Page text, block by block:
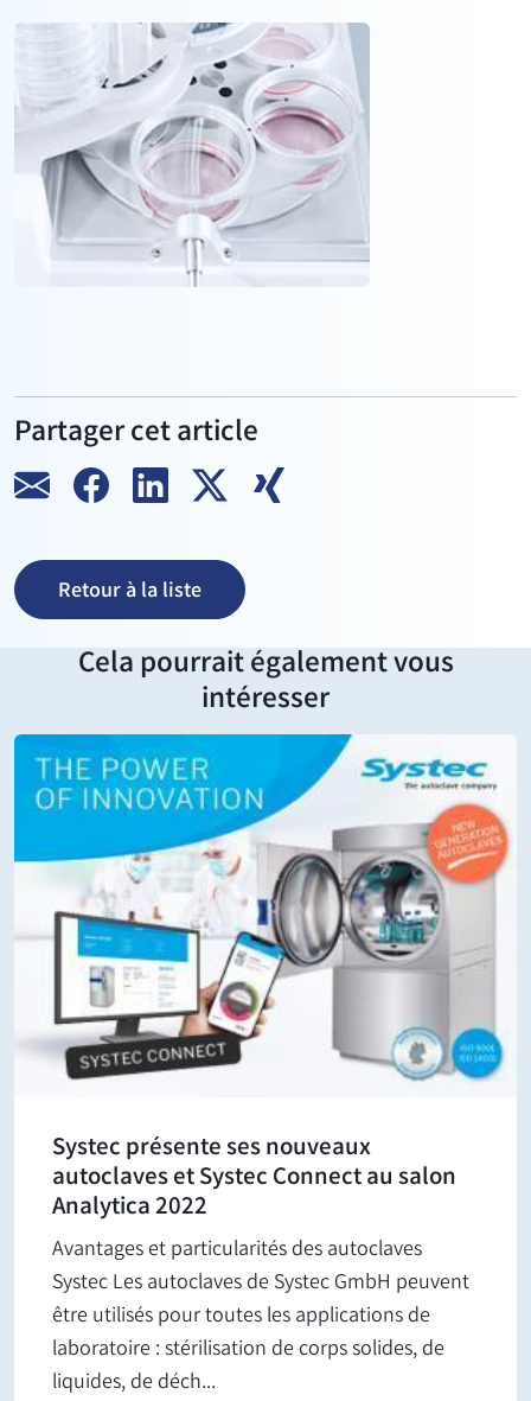
Partager cet article
Retour à la liste
Cela pourrait également vous
intéresser
Systec présente ses nouveaux
autoclaves et Systec Connect au salon
Analytica 2022
Avantages et particularités des autoclaves
Systec Les autoclaves de Systec GmbH peuvent
être utilisés pour toutes les applications de
laboratoire : stérilisation de corps solides, de
liquides, de déch...